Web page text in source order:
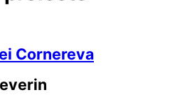
Cornereva